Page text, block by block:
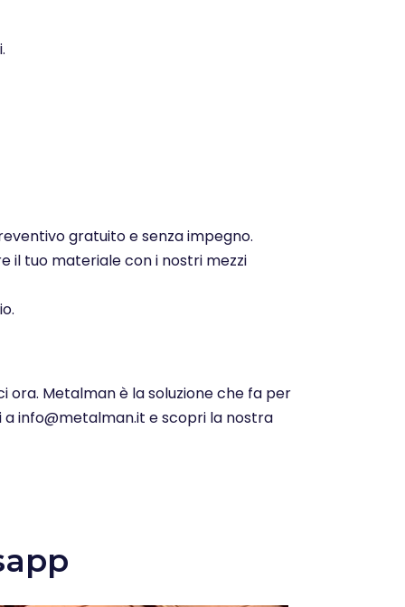
gratuito e senza impegno.
il tuo materiale con i nostri mezzi
Metalman è la soluzione che fa per
info@metalman.it e scopri la nostra